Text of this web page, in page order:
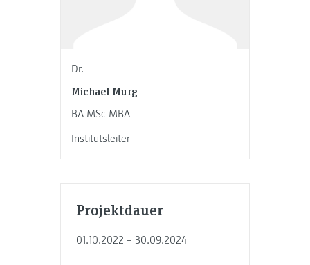
Dr.
Michael Murg
BA MSc MBA
Institutsleiter
Projektdauer
01.10.2022 – 30.09.2024